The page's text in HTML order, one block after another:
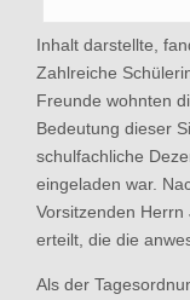
Inhalt darstellte,
Zahlreiche
Freunde wohnten
Bedeutung dieser
schulfachliche
eingeladen war.
Vorsitzenden
erteilt, die die
Als der